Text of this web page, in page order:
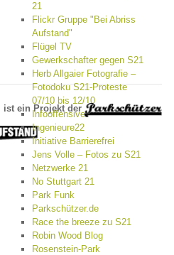
21
Flickr Gruppe "Bei Abriss
Aufstand"
Flügel TV
Gewerkschafter gegen S21
Herb Allgaier Fotografie –
Fotodoku S21-Proteste
07/10 bis 12/10
Infooffensive
Ingenieure22
Initiative Barrierefrei
Jens Volle – Fotos zu S21
Netzwerke 21
No Stuttgart 21
Park Funk
Parkschützer.de
Race the breeze zu S21
Robin Wood Blog
Rosenstein-Park
ist ein Projekt der